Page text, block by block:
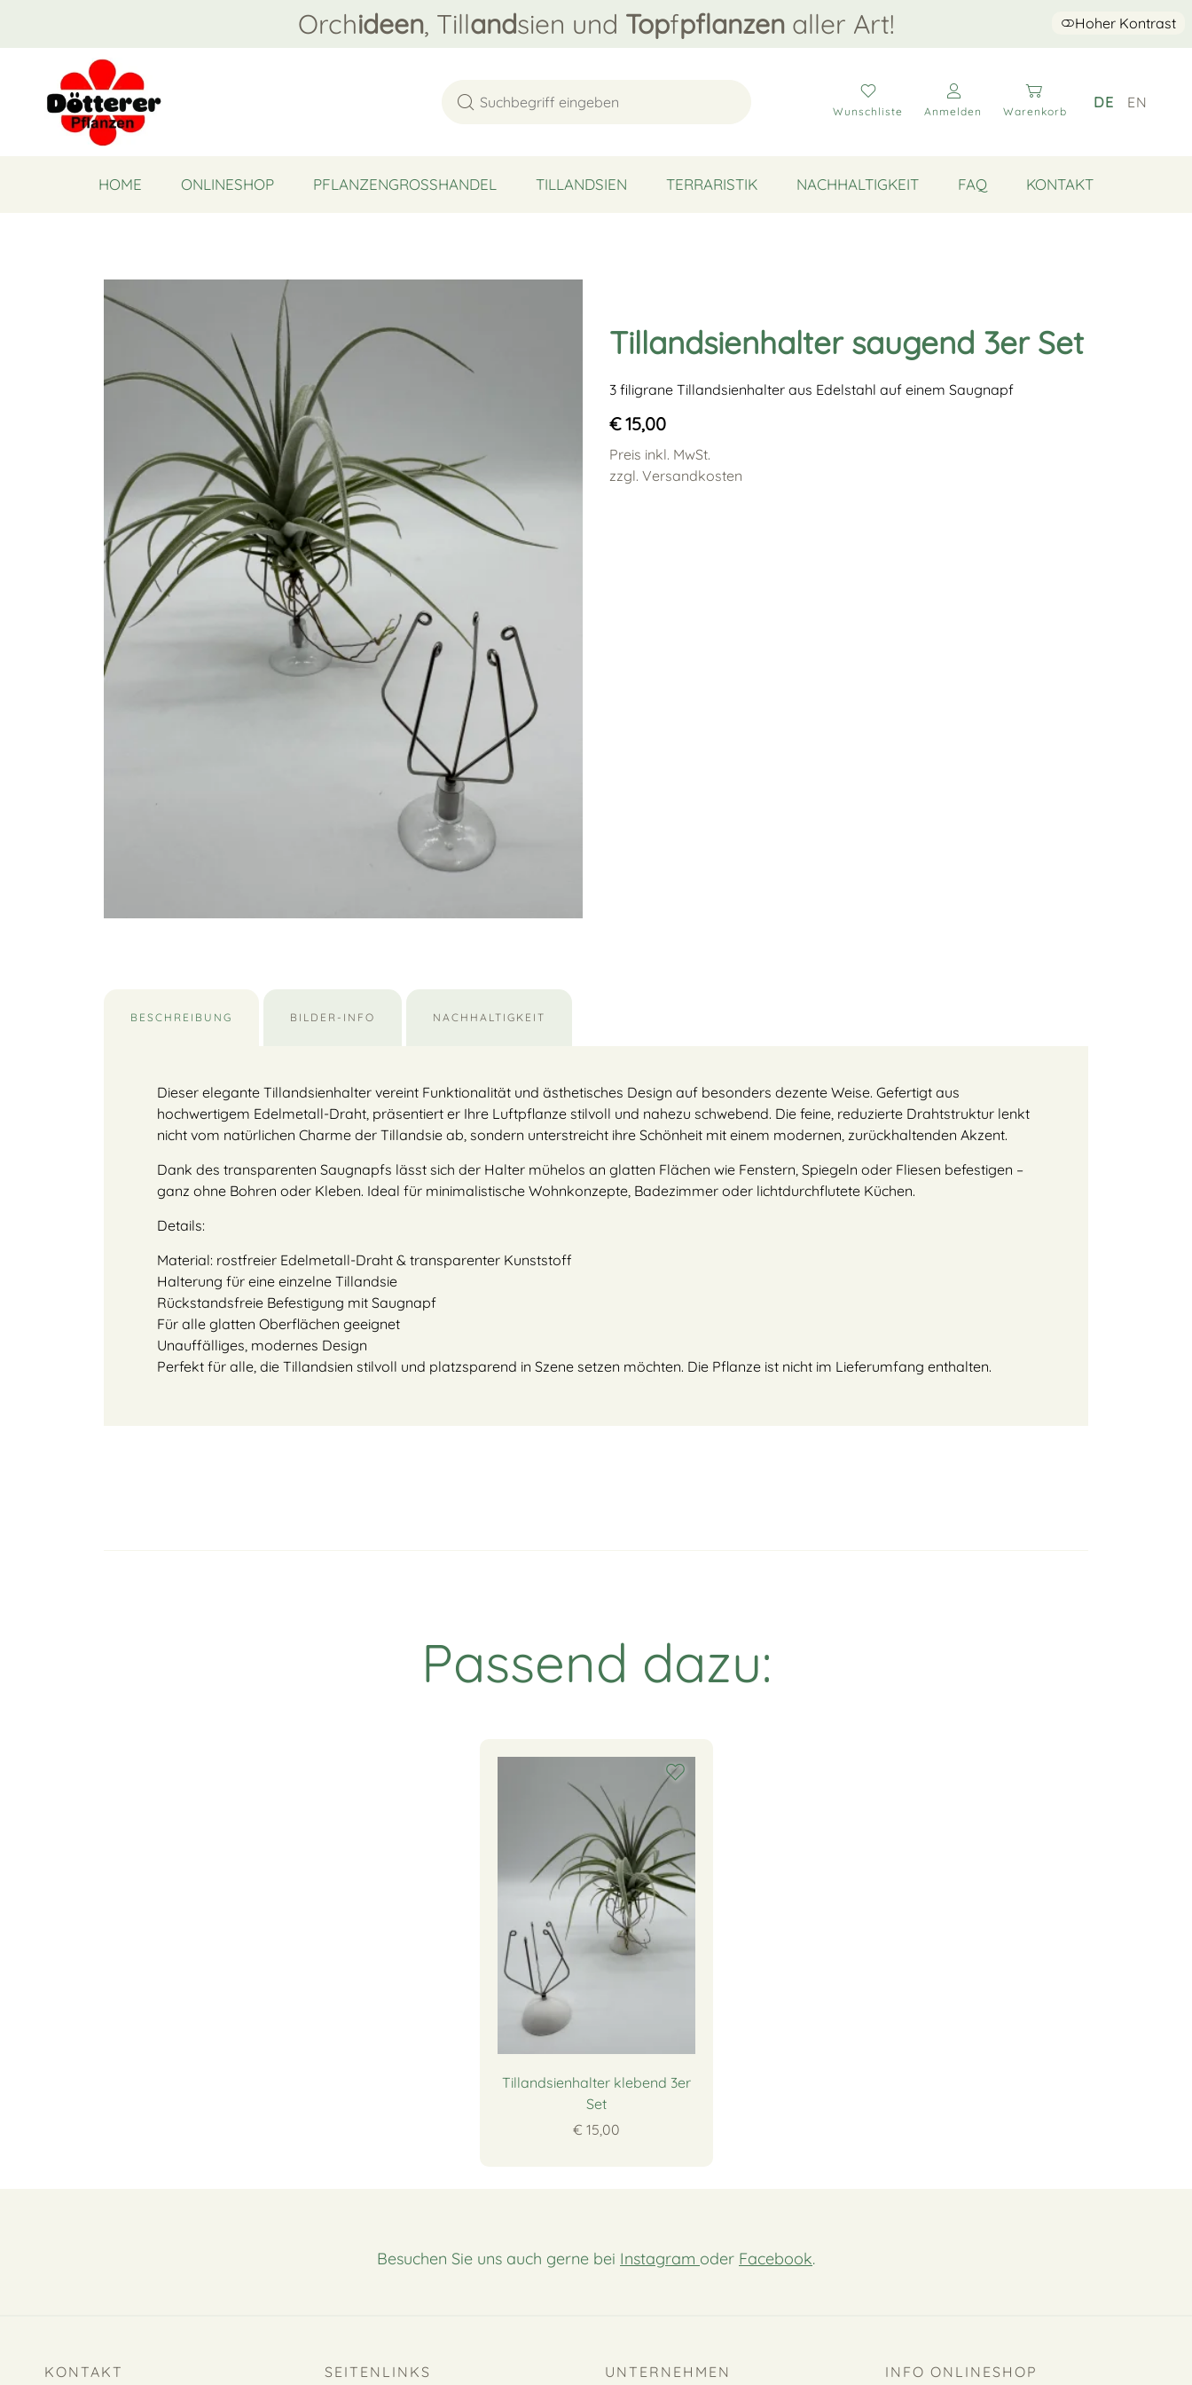
Orchideen, Tillandsien und Topfpflanzenaller Art! Hoher Kontrast
Wunschliste Anmelden Warenkorb
DE EN
HOME ONLINESHOP PFLANZENGROSSHANDEL TILLANDSIEN TERRARISTIK NACHHALTIGKEIT FAQ KONTAKT
Tillandsienhalter saugend 3er Set
3 filigrane Tillandsienhalter aus Edelstahl auf einem Saugnapf
€ 15,00
Preis inkl. MwSt.
zzgl. Versandkosten
BESCHREIBUNG BILDER-INFO NACHHALTIGKEIT
Dieser elegante Tillandsienhalter vereint Funktionalität und ästhetisches Design auf besonders dezente Weise. Gefertigt aus
hochwertigem Edelmetall-Draht, präsentiert er Ihre Luftpflanze stilvoll und nahezu schwebend. Die feine, reduzierte Drahtstruktur lenkt
nicht vom natürlichen Charme der Tillandsie ab, sondern unterstreicht ihre Schönheit mit einem modernen, zurückhaltenden Akzent.
Dank des transparenten Saugnapfs lässt sich der Halter mühelos an glatten Flächen wie Fenstern, Spiegeln oder Fliesen befestigen –
ganz ohne Bohren oder Kleben. Ideal für minimalistische Wohnkonzepte, Badezimmer oder lichtdurchflutete Küchen.
Details:
Material: rostfreier Edelmetall-Draht & transparenter Kunststoff
Halterung für eine einzelne Tillandsie
Rückstandsfreie Befestigung mit Saugnapf
Für alle glatten Oberflächen geeignet
Unauffälliges, modernes Design
Perfekt für alle, die Tillandsien stilvoll und platzsparend in Szene setzen möchten. Die Pflanze ist nicht im Lieferumfang enthalten.
Passend dazu:
Tillandsienhalter klebend 3er
Set
€ 15,00
Besuchen Sie uns auch gerne bei Instagram oder Facebook.
KONTAKT SEITENLINKS UNTERNEHMEN INFO ONLINESHOP